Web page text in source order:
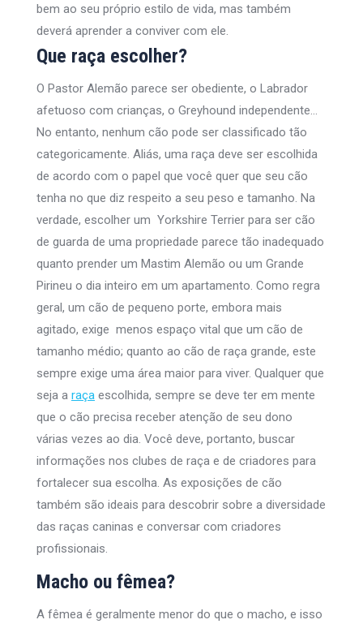
bem ao seu próprio estilo de vida, mas também
deverá aprender a conviver com ele.
Que raça escolher?
O Pastor Alemão parece ser obediente, o Labrador
afetuoso com crianças, o Greyhound independente…
No entanto, nenhum cão pode ser classificado tão
categoricamente. Aliás, uma raça deve ser escolhida
de acordo com o papel que você quer que seu cão
tenha no que diz respeito a seu peso e tamanho. Na
verdade, escolher um Yorkshire Terrier para ser cão
de guarda de uma propriedade parece tão inadequado
quanto prender um Mastim Alemão ou um Grande
Pirineu o dia inteiro em um apartamento. Como regra
geral, um cão de pequeno porte, embora mais
agitado, exige menos espaço vital que um cão de
tamanho médio; quanto ao cão de raça grande, este
sempre exige uma área maior para viver. Qualquer que
seja a raça escolhida, sempre se deve ter em mente
que o cão precisa receber atenção de seu dono
várias vezes ao dia. Você deve, portanto, buscar
informações nos clubes de raça e de criadores para
fortalecer sua escolha. As exposições de cão
também são ideais para descobrir sobre a diversidade
das raças caninas e conversar com criadores
profissionais.
Macho ou fêmea?
A fêmea é geralmente menor do que o macho, e isso